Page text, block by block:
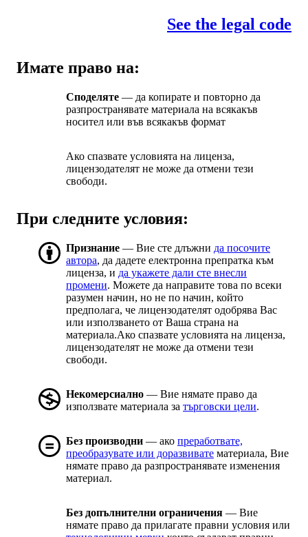
See the legal code
Имате право на:
Споделяте — да копирате и повторно да
разпространявате материала на всякакъв
носител или във всякакъв формат
Ако спазвате условията на лиценза,
лицензодателят не може да отмени тези
свободи.
При следните условия:
Признание — Вие сте длъжни да посочите
автора, да дадете електронна препратка към
лиценза, и да укажете дали сте внесли
промени. Можете да направите това по всеки
разумен начин, но не по начин, който
предполага, че лицензодателят одобрява Вас
или използването от Ваша страна на
материала.Ако спазвате условията на лиценза,
лицензодателят не може да отмени тези
свободи.
Некомерсиално — Вие нямате право да
използвате материала за търговски цели.
Без производни — ако преработвате,
преобразувате или доразвивате материала, Вие
нямате право да разпространявате изменения
материал.
Без допълнителни ограничения — Вие
нямате право да прилагате правни условия или